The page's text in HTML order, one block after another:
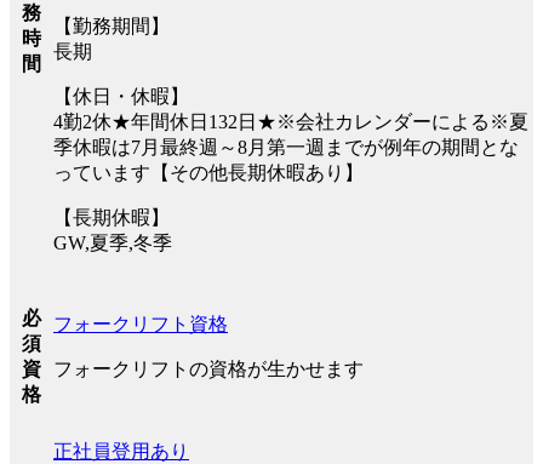
務
時
間
【勤務期間】
長期
【休日・休暇】
4勤2休★年間休日132日★※会社カレンダーによる※夏
季休暇は7月最終週～8月第一週までが例年の期間とな
っています【その他長期休暇あり】
【長期休暇】
GW,夏季,冬季
必
須
資
格
フォークリフト資格
フォークリフトの資格が生かせます
正社員登用あり